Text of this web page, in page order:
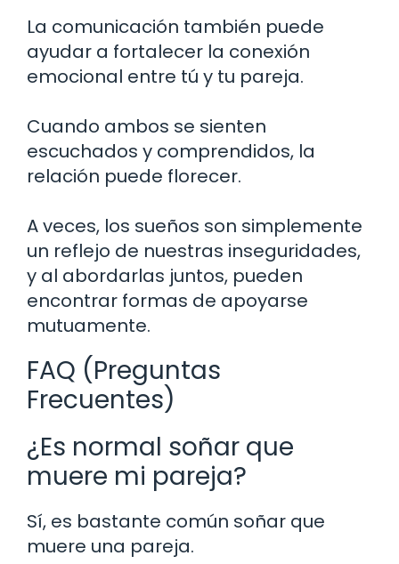
La comunicación también puede
ayudar a fortalecer la conexión
emocional entre tú y tu pareja.
Cuando ambos se sienten
escuchados y comprendidos, la
relación puede florecer.
A veces, los sueños son simplemente
un reflejo de nuestras inseguridades,
y al abordarlas juntos, pueden
encontrar formas de apoyarse
mutuamente.
FAQ (Preguntas
Frecuentes)
¿Es normal soñar que
muere mi pareja?
Sí, es bastante común soñar que
muere una pareja.